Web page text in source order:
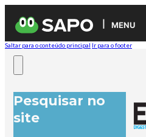
MENU
Saltar para o conteúdo principal Ir para o footer
Pesquisar no
site